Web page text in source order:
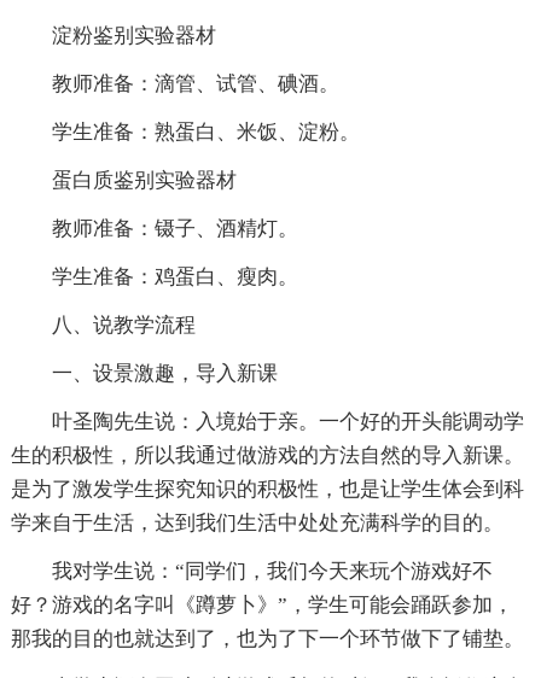
淀粉鉴别实验器材
教师准备：滴管、试管、碘酒。
学生准备：熟蛋白、米饭、淀粉。
蛋白质鉴别实验器材
教师准备：镊子、酒精灯。
学生准备：鸡蛋白、瘦肉。
八、说教学流程
一、设景激趣，导入新课
叶圣陶先生说：入境始于亲。一个好的开头能调动学
生的积极性，所以我通过做游戏的方法自然的导入新课。
是为了激发学生探究知识的积极性，也是让学生体会到科
学来自于生活，达到我们生活中处处充满科学的目的。
我对学生说：“同学们，我们今天来玩个游戏好不
好？游戏的名字叫《蹲萝卜》”，学生可能会踊跃参加，
那我的目的也就达到了，也为了下一个环节做下了铺垫。